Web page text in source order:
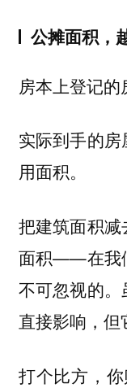
公摊面积，
房本上登记的
实际到手的
用面积。
把建筑面积
面积——在我
不可忽视的
直接影响，但
打个比方，